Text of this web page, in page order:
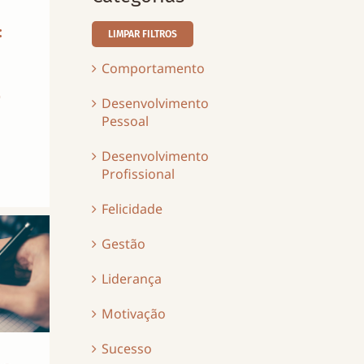
LIMPAR FILTROS
Comportamento
Desenvolvimento
Pessoal
Desenvolvimento
Profissional
Felicidade
Gestão
Liderança
Motivação
Sucesso